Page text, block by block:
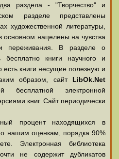
раздела - "Творчество" и
разделе представлены
художественной литературы,
основном нацелены на чувства
переживания. В разделе о
бесплатно книги научного и
есть книги несущие полезную и
образом, сайт LibOk.Net
бесплатной электронной
книг. Сайт периодически
процент находящихся в
нашим оценкам, порядка 90%
Электронная библиотека
не содержит дубликатов